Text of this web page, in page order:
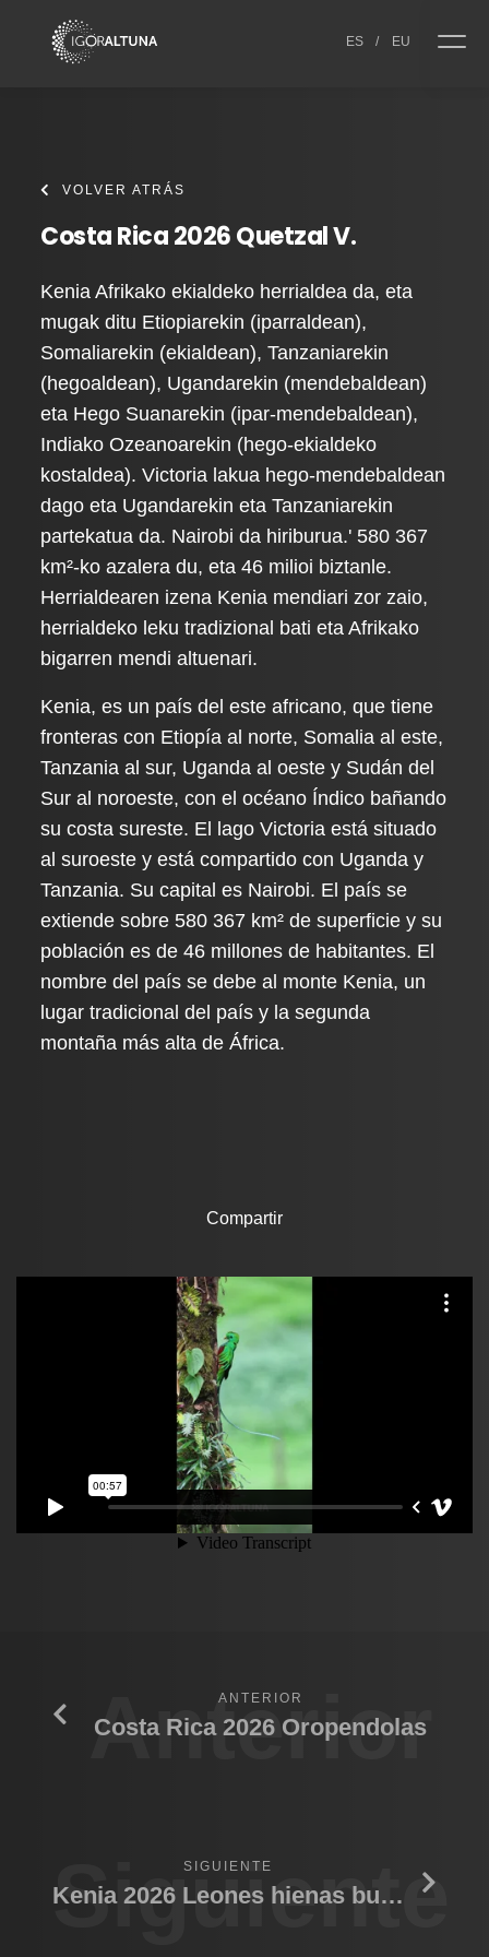
ES / EU
VOLVER ATRÁS
Costa Rica 2026 Quetzal V.
Kenia Afrikako ekialdeko herrialdea da, eta
mugak ditu Etiopiarekin (iparraldean),
Somaliarekin (ekialdean), Tanzaniarekin
(hegoaldean), Ugandarekin (mendebaldean)
eta Hego Suanarekin (ipar-mendebaldean),
Indiako Ozeanoarekin (hego-ekialdeko
kostaldea). Victoria lakua hego-mendebaldean
dago eta Ugandarekin eta Tanzaniarekin
partekatua da. Nairobi da hiriburua.' 580 367
km²-ko azalera du, eta 46 milioi biztanle.
Herrialdearen izena Kenia mendiari zor zaio,
herrialdeko leku tradizional bati eta Afrikako
bigarren mendi altuenari.
Kenia, es un país del este africano, que tiene
fronteras con Etiopía al norte, Somalia al este,
Tanzania al sur, Uganda al oeste y Sudán del
Sur al noroeste, con el océano Índico bañando
su costa sureste. El lago Victoria está situado
al suroeste y está compartido con Uganda y
Tanzania. Su capital es Nairobi. El país se
extiende sobre 580 367 km² de superficie y su
población es de 46 millones de habitantes. El
nombre del país se debe al monte Kenia, un
lugar tradicional del país y la segunda
montaña más alta de África.
Compartir
Anterior
ANTERIOR
Costa Rica 2026 Oropendolas
Siguiente
SIGUIENTE
Kenia 2026 Leones hienas bufalo